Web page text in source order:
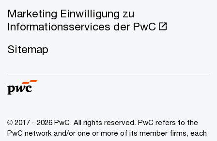
Marketing Einwilligung zu
Informationsservices der PwC
Sitemap
© 2017 - 2026 PwC. All rights reserved. PwC refers to the
PwC network and/or one or more of its member firms, each